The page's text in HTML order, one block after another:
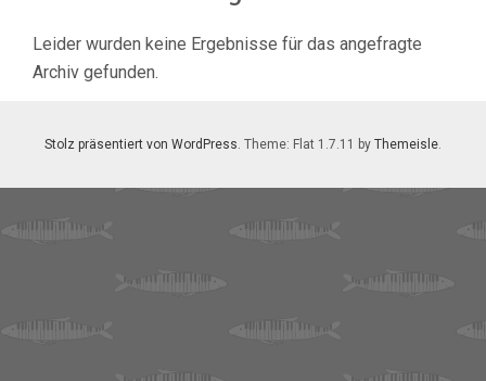
Leider wurden keine Ergebnisse für das angefragte
Archiv gefunden.
Stolz präsentiert von WordPress. Theme: Flat 1.7.11 by Themeisle.